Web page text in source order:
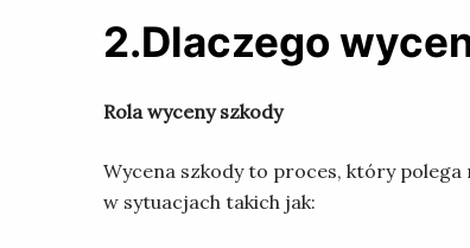
2.Dlaczego
Rola wyceny szkody
Wycena szkody to proces, który polega
w sytuacjach takich jak: